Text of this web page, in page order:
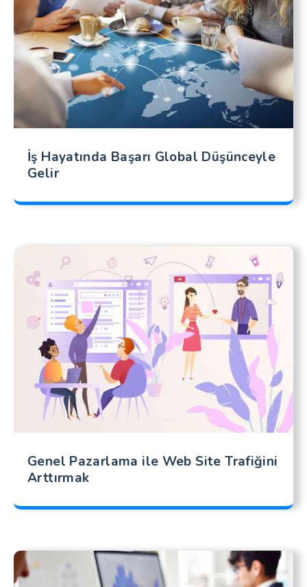
İş Hayatında Başarı Global Düşünceyle
Gelir
Genel Pazarlama ile Web Site Trafiğini
Arttırmak